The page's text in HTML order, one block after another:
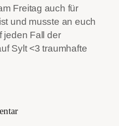
Freitag auch für
und musste an euch
jeden Fall der
Sylt <3 traumhafte